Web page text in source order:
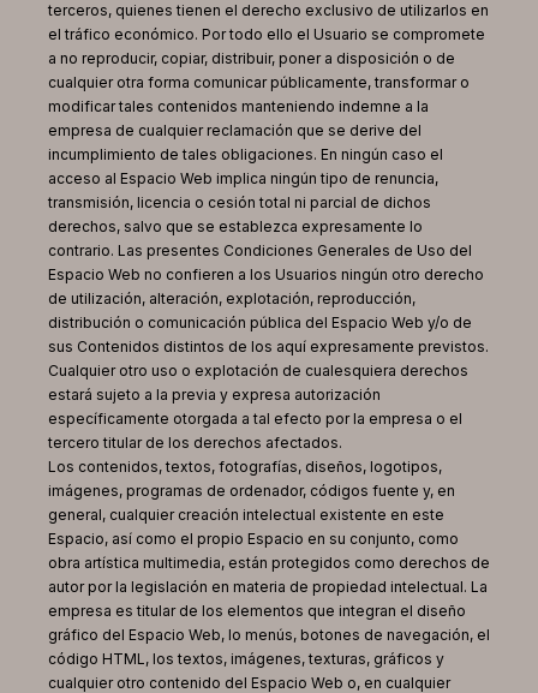
terceros, quienes tienen el derecho exclusivo de utilizarlos en
el tráfico económico. Por todo ello el Usuario se compromete
a no reproducir, copiar, distribuir, poner a disposición o de
cualquier otra forma comunicar públicamente, transformar o
modificar tales contenidos manteniendo indemne a la
empresa de cualquier reclamación que se derive del
incumplimiento de tales obligaciones. En ningún caso el
acceso al Espacio Web implica ningún tipo de renuncia,
transmisión, licencia o cesión total ni parcial de dichos
derechos, salvo que se establezca expresamente lo
contrario. Las presentes Condiciones Generales de Uso del
Espacio Web no confieren a los Usuarios ningún otro derecho
de utilización, alteración, explotación, reproducción,
distribución o comunicación pública del Espacio Web y/o de
sus Contenidos distintos de los aquí expresamente previstos.
Cualquier otro uso o explotación de cualesquiera derechos
estará sujeto a la previa y expresa autorización
específicamente otorgada a tal efecto por la empresa o el
tercero titular de los derechos afectados.
Los contenidos, textos, fotografías, diseños, logotipos,
imágenes, programas de ordenador, códigos fuente y, en
general, cualquier creación intelectual existente en este
Espacio, así como el propio Espacio en su conjunto, como
obra artística multimedia, están protegidos como derechos de
autor por la legislación en materia de propiedad intelectual. La
empresa es titular de los elementos que integran el diseño
gráfico del Espacio Web, lo menús, botones de navegación, el
código HTML, los textos, imágenes, texturas, gráficos y
cualquier otro contenido del Espacio Web o, en cualquier